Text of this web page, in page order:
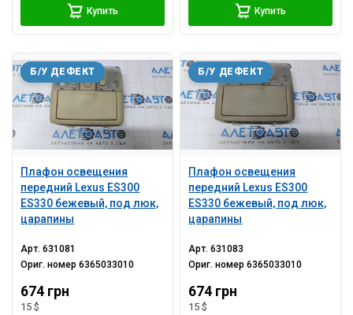
Купить Купить
Плафон освещения
передний Lexus ES300
ES330 бежевый, под люк,
царапины
Б/У ДЕФЕКТ
Арт.631081
Ориг. номер6365033010
674 грн
15 $
Плафон освещения
передний Lexus ES300
ES330 бежевый, под люк,
царапины
Б/У ДЕФЕКТ
Арт.631083
Ориг. номер6365033010
674 грн
15 $